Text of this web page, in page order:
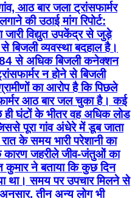
आठ बार जला ट्रांसफार्मर
की उठाई मांग रिपोर्ट:
जारी विद्युत उपकेंद्र से जुड़े
बिजली व्यवस्था बदहाल है।
से अधिक बिजली कनेक्शन
न होने से बिजली
का आरोप है कि पिछले
आठ बार जल चुका है। कई
ही घंटों के भीतर वह अधिक लोड
पूरा गांव अंधेरे में डूब जाता
के समय भारी परेशानी का
कारण जहरीले जीव-जंतुओं का
कुमार ने बताया कि कुछ दिन
था। समय पर उपचार मिलने से
तीन अन्य लोग भी